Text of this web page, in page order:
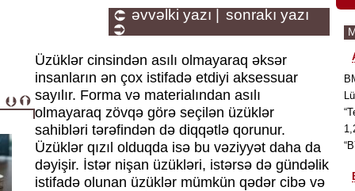
əvvəlki yazı | sonrakı yazı
Üzüklər cinsindən asılı olmayaraq əksər
insanların ən çox istifadə etdiyi aksessuar
sayılır. Forma və materialından asılı
olmayaraq zövqə görə seçilən üzüklər
sahibləri tərəfindən də diqqətlə qorunur.
Üzüklər qızıl olduqda isə bu vəziyyət daha da
dəyişir. İstər nişan üzükləri, istərsə də gündəlik
istifadə olunan üzüklər mümkün qədər cibə və